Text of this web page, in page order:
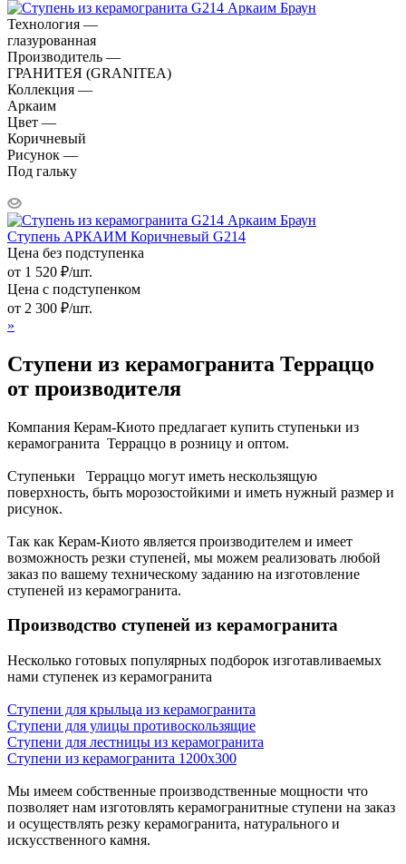
Технология —
глазурованная
Производитель —
ГРАНИТЕЯ (GRANITEA)
Коллекция —
Аркаим
Цвет —
Коричневый
Рисунок —
Под гальку
Ступень АРКАИМ Коричневый G214
Цена без подступенка
от 1 520 ₽/шт.
Цена с подступенком
от 2 300 ₽/шт.
»
Ступени из керамогранита Терраццо
от производителя
Компания Керам-Киото предлагает купить ступеньки из
керамогранита Терраццо в розницу и оптом.
Ступеньки Терраццо могут иметь нескользящую
поверхность, быть морозостойкими и иметь нужный размер и
рисунок.
Так как Керам-Киото является производителем и имеет
возможность резки ступеней, мы можем реализовать любой
заказ по вашему техническому заданию на изготовление
ступеней из керамогранита.
Производство ступеней из керамогранита
Несколько готовых популярных подборок изготавливаемых
нами ступенек из керамогранита
Ступени для крыльца из керамогранита
Ступени для улицы противоскользящие
Ступени для лестницы из керамогранита
Ступени из керамогранита 1200х300
Мы имеем собственные производственные мощности что
позволяет нам изготовлять керамогранитные ступени на заказ
и осуществлять резку керамогранита, натурального и
искусственного камня.